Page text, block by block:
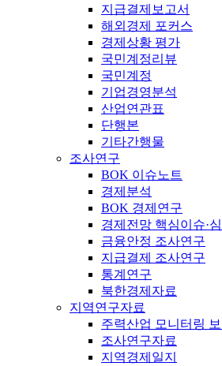
지급결제보고서
해외경제 포커스
경제상황 평가
국민계정리뷰
국민계정
기업경영분석
산업연관표
단행본
기타간행물
조사연구
BOK 이슈노트
경제분석
BOK 경제연구
경제전망 핵심이슈·
금융안정 조사연구
지급결제 조사연구
통계연구
북한경제자료
지역연구자료
주력산업 모니터링
조사연구자료
지역경제일지